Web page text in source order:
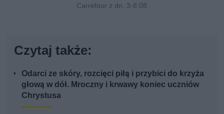
Carrefour z dn. 3-8.08
Czytaj także:
Odarci ze skóry, rozcięci piłą i przybici do krzyża
głową w dół. Mroczny i krwawy koniec uczniów
Chrystusa